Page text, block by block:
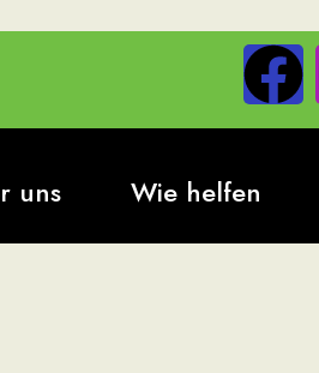
uns Wie helfen